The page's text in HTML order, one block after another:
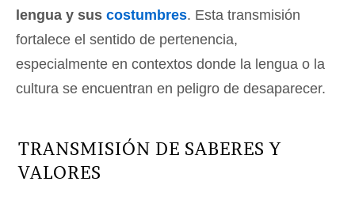
lengua y sus costumbres. Esta transmisión
fortalece el sentido de pertenencia,
especialmente en contextos donde la lengua o la
cultura se encuentran en peligro de desaparecer.
TRANSMISIÓN DE SABERES Y
VALORES